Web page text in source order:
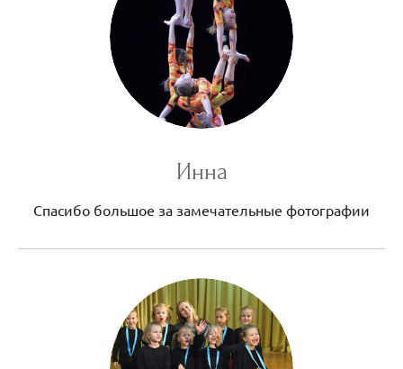
Инна
Спасибо большое за замечательные фотографии